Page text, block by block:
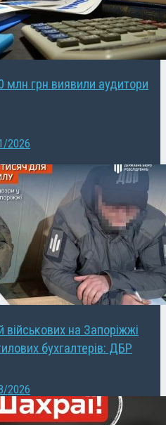
млн грн виявили аудитори
2026
на Запоріжжі
бухгалтерів: ДБР
2026